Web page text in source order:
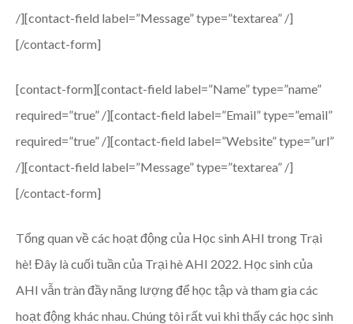
/][contact-field label=”Message” type=”textarea” /]
[/contact-form]
[contact-form][contact-field label=”Name” type=”name”
required=”true” /][contact-field label=”Email” type=”email”
required=”true” /][contact-field label=”Website” type=”url”
/][contact-field label=”Message” type=”textarea” /]
[/contact-form]
Tổng quan về các hoạt động của Học sinh AHI trong Trại
hè! Đây là cuối tuần của Trại hè AHI 2022. Học sinh của
AHI vẫn tràn đầy năng lượng để học tập và tham gia các
hoạt động khác nhau.Chúng tôi rất vui khi thấy các học sinh